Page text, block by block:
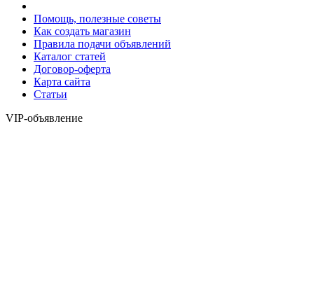
Помощь, полезные советы
Как создать магазин
Правила подачи объявлений
Каталог статей
Договор-оферта
Карта сайта
Статьи
VIP-объявление